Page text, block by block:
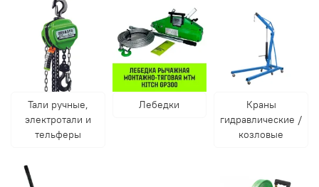
Тали ручные,
электротали и
тельферы
Лебедки
Краны
гидравлические /
козловые